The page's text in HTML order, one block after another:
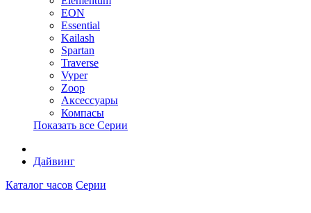
EON
Essential
Kailash
Spartan
Traverse
Vyper
Zoop
Аксессуары
Компасы
Показать все Серии
Дайвинг
Каталог часов Серии